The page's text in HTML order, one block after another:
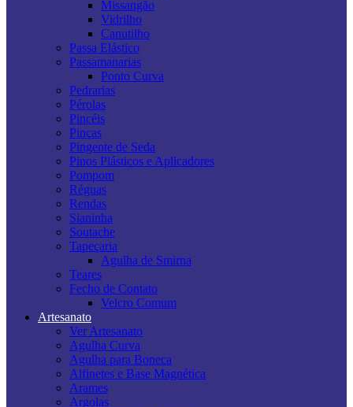
Missangão
Vidrilho
Canutilho
Passa Elástico
Passamanarias
Ponto Curva
Pedrarias
Pérolas
Pincéis
Pinças
Pingente de Seda
Pinos Plásticos e Aplicadores
Pompom
Réguas
Rendas
Sianinha
Soutache
Tapeçaria
Agulha de Smirna
Teares
Fecho de Contato
Velcro Comum
Artesanato
Ver Artesanato
Agulha Curva
Agulha para Boneca
Alfinetes e Base Magnética
Arames
Argolas